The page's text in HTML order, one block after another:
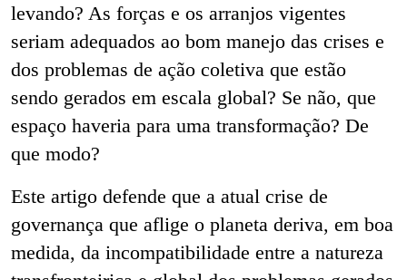
levando? As forças e os arranjos vigentes
seriam adequados ao bom manejo das crises e
dos problemas de ação coletiva que estão
sendo gerados em escala global? Se não, que
espaço haveria para uma transformação? De
que modo?
Este artigo defende que a atual crise de
governança que aflige o planeta deriva, em boa
medida, da incompatibilidade entre a natureza